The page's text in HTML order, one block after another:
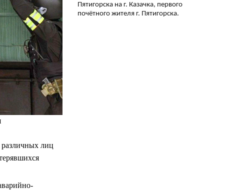
различных лиц
Пятигорска на г. Казачка, первого
почётного жителя г. Пятигорска.